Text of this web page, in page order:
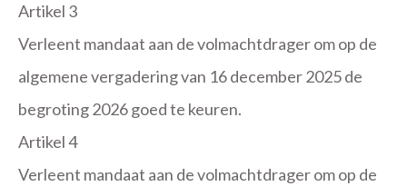
Artikel 3
Verleent mandaat aan de volmachtdrager om op de
algemene vergadering van 16 december 2025 de
begroting 2026 goed te keuren.
Artikel 4
Verleent mandaat aan de volmachtdrager om op de